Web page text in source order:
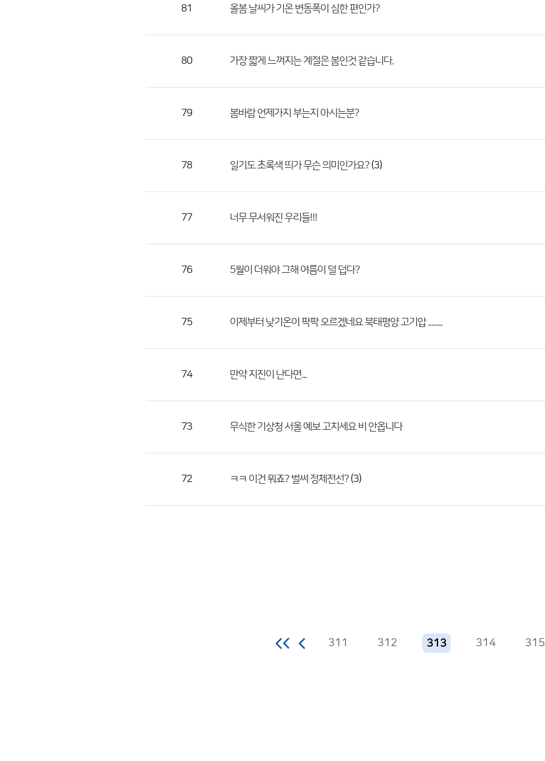
다.
81 올봄 날씨가 기온 변동폭이 심한 편인가?
80 가장 짧게 느껴지는 계절은 봄인것 같습니다.
79 봄바람 언제가지 부는지 아시는분?
78 일기도 초록색 띄가 무슨 의미인가요? (3)
77 너무 무서워진 우리들!!!
76 5월이 더워야 그해 여름이 덜 덥다?
75 이제부터 낮기온이 팍팍 오르겠네요 북태평양 고기압 ........
74 만약 지진이 난다면...
73 무식한 기상청 서울 예보 고치세요 비 안옵니다
72 ㅋㅋ 이건 뭐죠? 벌써 정체전선? (3)
311 312 313 314 315